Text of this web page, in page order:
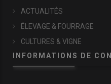
ACTUALITÉS
ÉLEVAGE & FOURRAGE
CULTURES & VIGNE
INFORMATIONS DE